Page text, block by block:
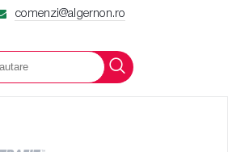
comenzi@algernon.ro